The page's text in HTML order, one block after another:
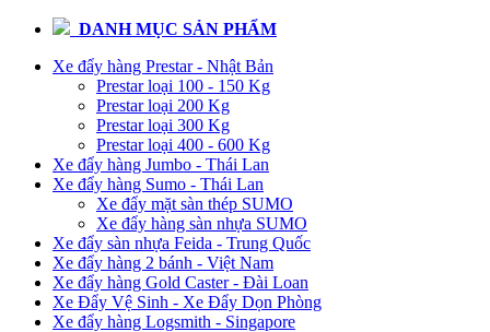
DANH MỤC SẢN PHẨM
Xe đẩy hàng Prestar - Nhật Bản
Prestar loại 100 - 150 Kg
Prestar loại 200 Kg
Prestar loại 300 Kg
Prestar loại 400 - 600 Kg
Xe đẩy hàng Jumbo - Thái Lan
Xe đẩy hàng Sumo - Thái Lan
Xe đẩy mặt sàn thép SUMO
Xe đẩy hàng sàn nhựa SUMO
Xe đẩy sàn nhựa Feida - Trung Quốc
Xe đẩy hàng 2 bánh - Việt Nam
Xe đẩy hàng Gold Caster - Đài Loan
Xe Đẩy Vệ Sinh - Xe Đẩy Dọn Phòng
Xe đẩy hàng Logsmith - Singapore